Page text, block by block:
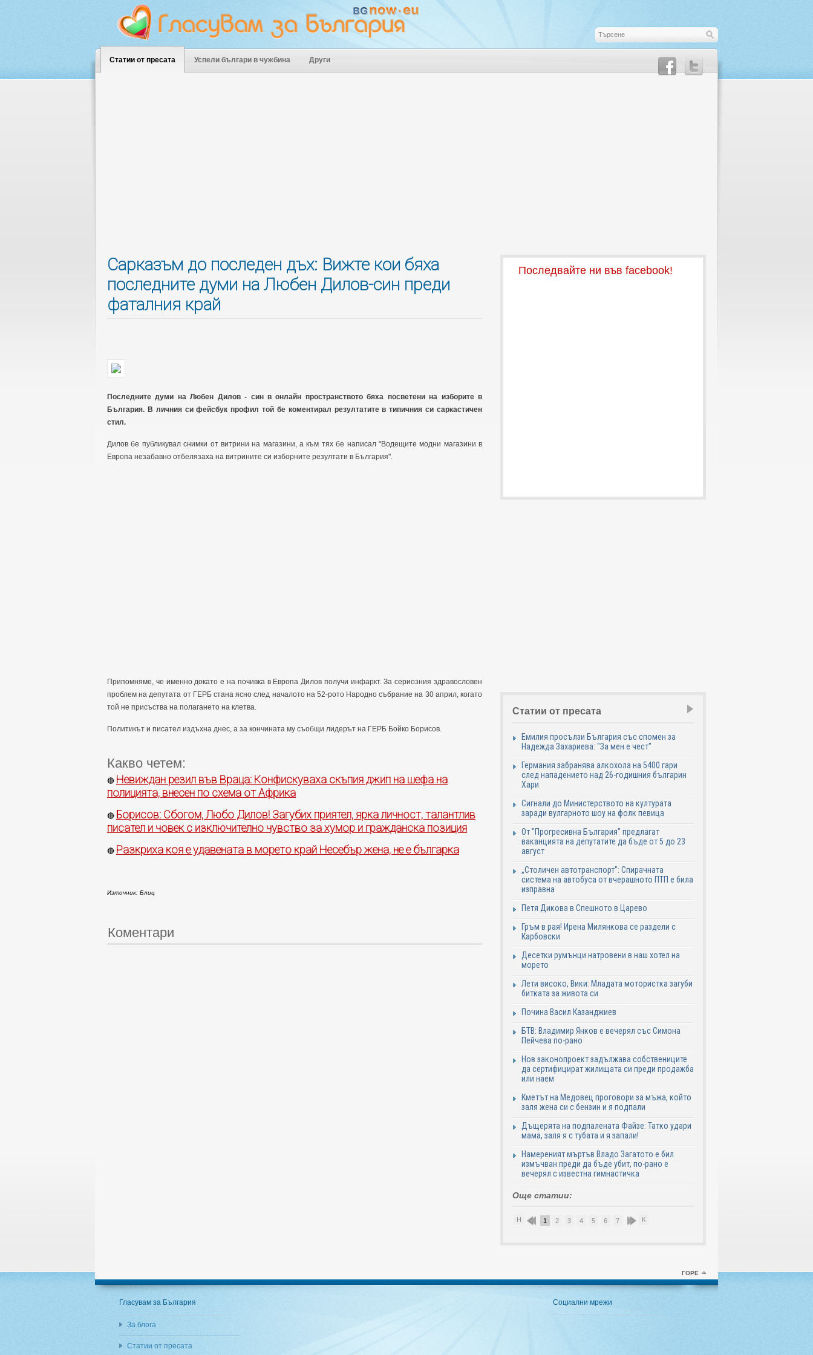
Статии от пресата Успели българи в чужбина Други
Сарказъм до последен дъх: Вижте кои бяха
последните думи на Любен Дилов-син преди
фаталния край
Последните думи на Любен Дилов - син в онлайн пространството бяха посветени на изборите в
България. В личния си фейсбук профил той бе коментирал резултатите в типичния си саркастичен
стил.
Дилов бе публикувал снимки от витрини на магазини, а към тях бе написал "Водещите модни магазини в
Европа незабавно отбелязаха на витрините си изборните резултати в България".
Припомняме, че именно докато е на почивка в Европа Дилов получи инфаркт. За сериозния здравословен
проблем на депутата от ГЕРБ стана ясно след началото на 52-рото Народно събрание на 30 април, когато
той не присъства на полагането на клетва.
Политикът и писател издъхна днес, а за кончината му съобщи лидерът на ГЕРБ Бойко Борисов.
Какво четем:
🔴 Невиждан резил във Враца: Конфискуваха скъпия джип на шефа на
полицията, внесен по схема от Африка
🔴 Борисов: Сбогом, Любо Дилов! Загубих приятел, ярка личност, талантлив
писател и човек с изключително чувство за хумор и гражданска позиция
🔴 Разкриха коя е удавената в морето край Несебър жена, не е българка
Източник: Блиц
Коментари
Последвайте ни във facebook!
Статии от пресата
Емилия просълзи България със спомен за
Надежда Захариева: "За мен е чест"
Германия забранява алкохола на 5400 гари
след нападението над 26-годишния българин
Хари
Сигнали до Министерството на културата
заради вулгарното шоу на фолк певица
От "Прогресивна България" предлагат
ваканцията на депутатите да бъде от 5 до 23
август
„Столичен автотранспорт": Спирачната
система на автобуса от вчерашното ПТП е била
изправна
Петя Дикова в Спешното в Царево
Гръм в рая! Ирена Милянкова се раздели с
Карбовски
Десетки румънци натровени в наш хотел на
морето
Лети високо, Вики: Младата мотористка загуби
битката за живота си
Почина Васил Казанджиев
БТВ: Владимир Янков е вечерял със Симона
Пейчева по-рано
Нов законопроект задължава собствениците
да сертифицират жилищата си преди продажба
или наем
Кметът на Медовец проговори за мъжа, който
заля жена си с бензин и я подпали
Дъщерята на подпалената Файзе: Татко удари
мама, заля я с тубата и я запали!
Намереният мъртъв Владо Загатото е бил
измъчван преди да бъде убит, по-рано е
вечерял с известна гимнастичка
Още статии:
Н 1 2 3 4 5 6 7 8 9К
ГОРЕ
Гласувам за България
За блога
Статии от пресата
Социални мрежи